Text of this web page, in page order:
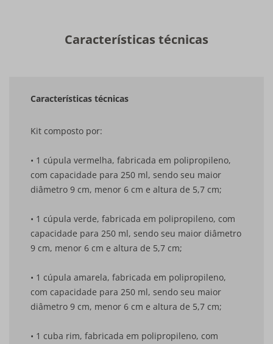
Características técnicas
Características técnicas
Kit composto por:
• 1 cúpula vermelha, fabricada em polipropileno,
com capacidade para 250 ml, sendo seu maior
diâmetro 9 cm, menor 6 cm e altura de 5,7 cm;
• 1 cúpula verde, fabricada em polipropileno, com
capacidade para 250 ml, sendo seu maior diâmetro
9 cm, menor 6 cm e altura de 5,7 cm;
• 1 cúpula amarela, fabricada em polipropileno,
com capacidade para 250 ml, sendo seu maior
diâmetro 9 cm, menor 6 cm e altura de 5,7 cm;
• 1 cuba rim, fabricada em polipropileno, com